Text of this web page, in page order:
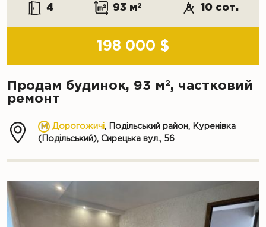
4 93 м2 10 сот.
198 000 $
Продам будинок, 93 м2, частковий
ремонт
Дорогожичі, Подільський район, Куренівка
(Подільський), Сирецька вул., 56